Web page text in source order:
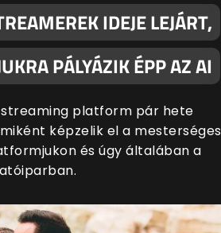
IDEJE LEJÁRT,
PÁLYÁZIK ÉPP AZ AI
streaming platform pár hete
képzelik el a mesterséges
és úgy általában a